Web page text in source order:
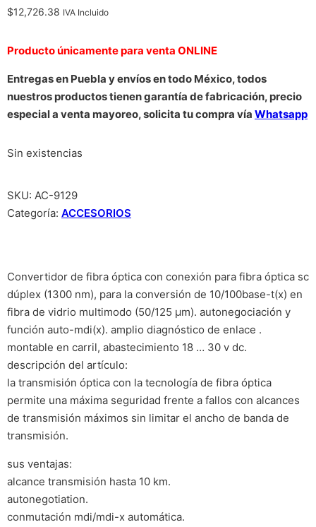
$12,726.38 IVA Incluido
Producto únicamente para venta ONLINE
Entregas en Puebla y envíos en todo México, todos
nuestros productos tienen garantía de fabricación, precio
especial a venta mayoreo, solicita tu compra vía Whatsapp
Sin existencias
SKU: AC-9129
Categoría: ACCESORIOS
Convertidor de fibra óptica con conexión para fibra óptica sc
dúplex (1300 nm), para la conversión de 10/100base-t(x) en
fibra de vidrio multimodo (50/125 µm). autonegociación y
función auto-mdi(x). amplio diagnóstico de enlace .
montable en carril, abastecimiento 18 … 30 v dc.
descripción del artículo:
la transmisión óptica con la tecnología de fibra óptica
permite una máxima seguridad frente a fallos con alcances
de transmisión máximos sin limitar el ancho de banda de
transmisión.
sus ventajas:
alcance transmisión hasta 10 km.
autonegotiation.
conmutación mdi/mdi-x automática.